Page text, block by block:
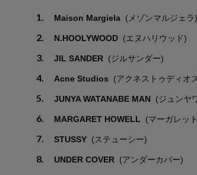
1. Maison Margiela (メゾンマルジェラ)
2. N.HOOLYWOOD (エヌハリウッド)
3. JIL SANDER (ジルサンダー)
4. Acne Studios (アクネストゥディオ
5. JUNYA WATANABE MAN (ジュンヤ
6. MARGARET HOWELL (マーガレッ
7. STUSSY (ステューシー)
8. UNDER COVER (アンダーカバー)